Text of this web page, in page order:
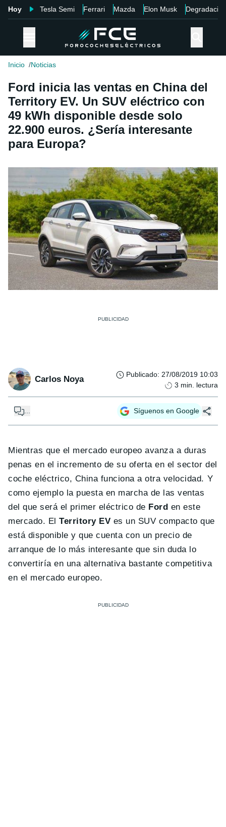
Hoy Tesla Semi Ferrari Mazda Elon Musk Degradación
Inicio Noticias
Ford inicia las ventas en China del
Territory EV. Un SUV eléctrico con
49 kWh disponible desde solo
22.900 euros. ¿Sería interesante
para Europa?
Carlos Noya Publicado: 27/08/2019 10:03
3 min. lectura
... Síguenos en Google
Mientras que el mercado europeo avanza a duras
penas en el incremento de su oferta en el sector del
coche eléctrico, China funciona a otra velocidad. Y
como ejemplo la puesta en marcha de las ventas
del que será el primer eléctrico de Ford en este
mercado. ElTerritory EV es un SUV compacto que
está disponible y que cuenta con un precio de
arranque de lo más interesante que sin duda lo
convertiría en una alternativa bastante competitiva
en el mercado europeo.